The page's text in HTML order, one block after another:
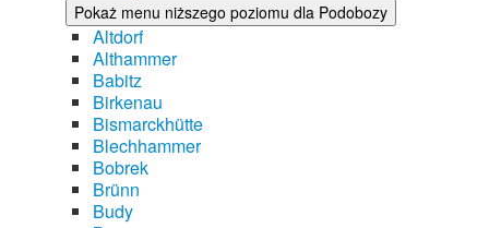
Pokaż menu niższego poziomu dla Podobozy
Altdorf
Althammer
Babitz
Birkenau
Bismarckhütte
Blechhammer
Bobrek
Brünn
Budy